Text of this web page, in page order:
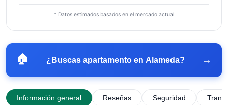
* Datos estimados basados en el mercado actual
🏠 ¿Buscas apartamento en Alameda? →
Información general Reseñas Seguridad